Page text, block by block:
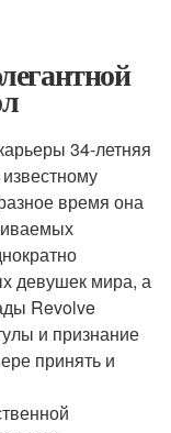
34-летняя
время она
девушек мира, а
Revolve
и признание
принять и